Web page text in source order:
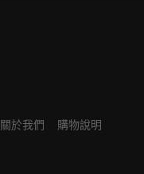
關於我們 購物說明